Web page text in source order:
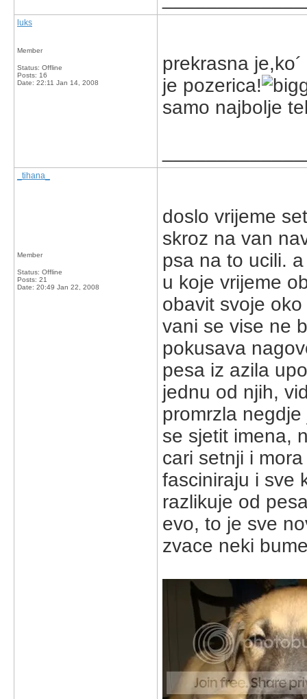
luks
Member
Status: Offline
Posts: 16
Date: 22:11 Jan 14, 2008
prekrasna
je pozerica!
samo najbolje
_tihana_
Member
Status: Offline
Posts: 21
Date: 20:49 Jan 22, 2008
doslo vrijeme
skroz na van
psa na to ucili.
u koje vrijeme
obavit svoje
vani se vise ne
pokusava
pesa iz azila
jednu od njih,
promrzla
se sjetit imena,
cari setnji i
fasciniraju i sve
razlikuje od
evo, to je sve
zvace neki